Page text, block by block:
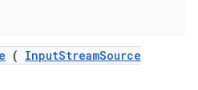
( InputStreamSource